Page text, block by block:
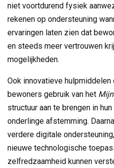
niet voortdurend fysiek
rekenen op ondersteuning
ervaringen laten zien dat
en steeds meer vertrouwen
mogelijkheden.
Ook innovatieve hulpmiddelen
bewoners gebruik van het
structuur aan te brengen in
onderlinge afstemming.
verdere digitale
nieuwe technologische
zelfredzaamheid kunnen